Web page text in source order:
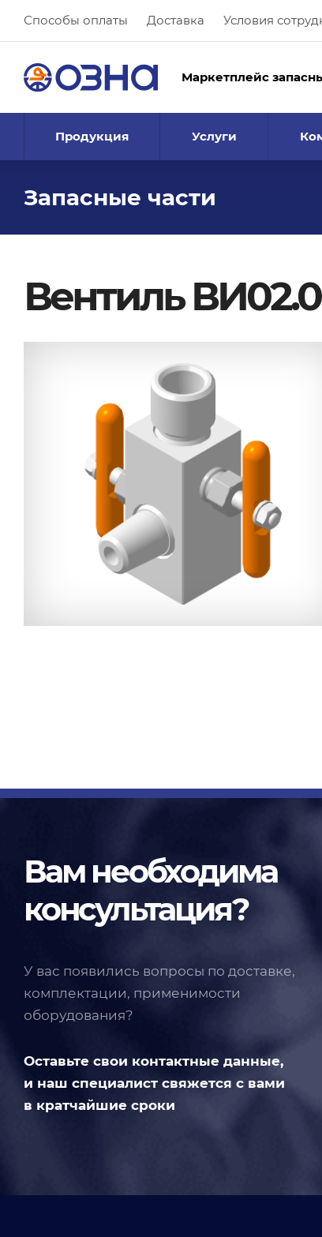
Способы оплаты Доставка Условия
Маркетплейс
Продукция Услуги
Запасные части
Вентиль
Вам необходима
консультация?
У вас появились вопросы по доставке,
комплектации, применимости
оборудования?
Оставьте свои контактные данные,
и наш специалист свяжется с вами
в кратчайшие сроки